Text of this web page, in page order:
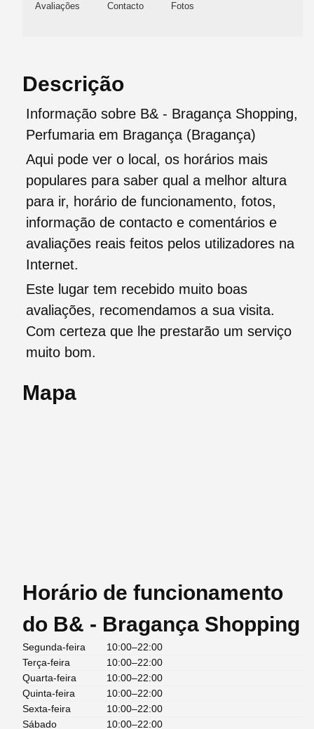
Avaliações Contacto Fotos
Descrição
Informação sobre B& - Bragança Shopping,
Perfumaria em Bragança (Bragança)
Aqui pode ver o local, os horários mais
populares para saber qual a melhor altura
para ir, horário de funcionamento, fotos,
informação de contacto e comentários e
avaliações reais feitos pelos utilizadores na
Internet.
Este lugar tem recebido muito boas
avaliações, recomendamos a sua visita.
Com certeza que lhe prestarão um serviço
muito bom.
Mapa
Horário de funcionamento
do B& - Bragança Shopping
Segunda-feira
10:00–22:00
Terça-feira
10:00–22:00
Quarta-feira
10:00–22:00
Quinta-feira
10:00–22:00
Sexta-feira
10:00–22:00
Sábado
10:00–22:00